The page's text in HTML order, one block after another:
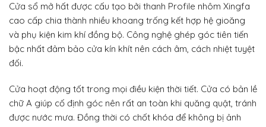
Cửa sổ mở hất được cấu tạo bởi thanh Profile nhôm Xingfa
cao cấp chia thành nhiều khoang trống kết hợp hệ gioăng
và phụ kiện kim khí đồng bộ. Công nghệ ghép góc tiên tiến
bậc nhất đảm bảo cửa kín khít nên cách âm, cách nhiệt tuyệt
đối.
Cửa hoạt động tốt trong mọi điều kiện thời tiết. Cửa có bản lề
chữ A giúp cố định góc nên rất an toàn khi quăng quật, tránh
được nước mưa. Đồng thời có chốt khóa để không bị ảnh